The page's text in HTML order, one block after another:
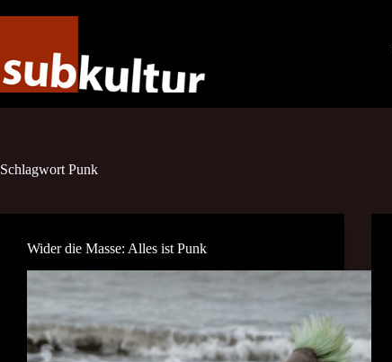
Schlagwort Punk
Wider die Masse: Alles ist Punk